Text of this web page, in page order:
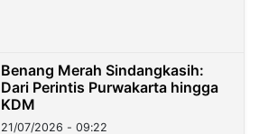
Benang Merah Sindangkasih:
Dari Perintis Purwakarta hingga
KDM
21/07/2026 - 09:22